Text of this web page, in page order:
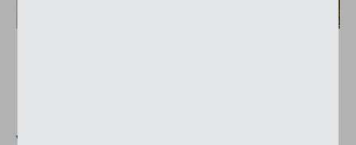
weitläufige Outdoor‑Bereiche